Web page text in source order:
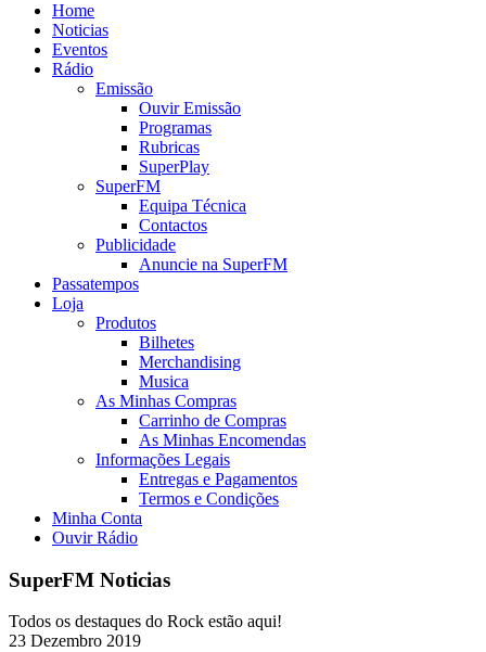
Home
Noticias
Eventos
Rádio
Emissão
Ouvir Emissão
Programas
Rubricas
SuperPlay
SuperFM
Equipa Técnica
Contactos
Publicidade
Anuncie na SuperFM
Passatempos
Loja
Produtos
Bilhetes
Merchandising
Musica
As Minhas Compras
Carrinho de Compras
As Minhas Encomendas
Informações Legais
Entregas e Pagamentos
Termos e Condições
Minha Conta
Ouvir Rádio
SuperFM Noticias
Todos os destaques do Rock estão aqui!
23 Dezembro 2019